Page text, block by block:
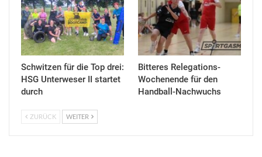
Schwitzen für die Top drei:
HSG Unterweser II startet
durch
Bitteres Relegations-
Wochenende für den
Handball-Nachwuchs
ZURÜCK WEITER